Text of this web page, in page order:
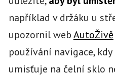
například v držáku u
upozornil webAutoŽivě
používání navigace,
umisťuje na čelní sklo